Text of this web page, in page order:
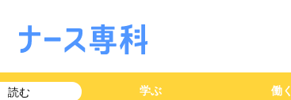
読む 学ぶ 働く